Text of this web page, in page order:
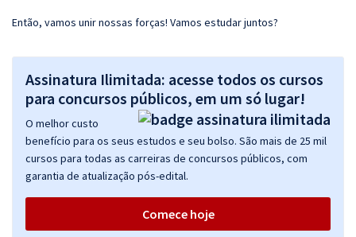
Então, vamos unir nossas forças! Vamos estudar juntos?
Assinatura Ilimitada: acesse todos os cursos
para concursos públicos, em um só lugar!
O melhor custo
benefício para os seus estudos e seu bolso. São mais de 25 mil
cursos para todas as carreiras de concursos públicos, com
garantia de atualização pós-edital.
Comece hoje